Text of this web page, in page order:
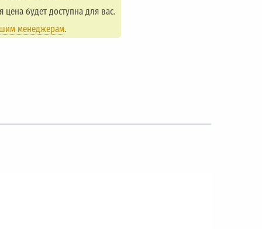
цена будет доступна для вас.
менеджерам.